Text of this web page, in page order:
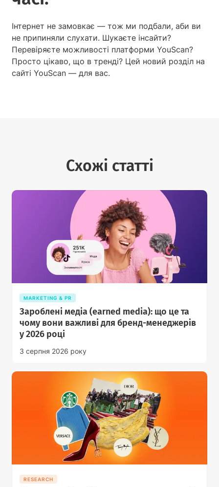
Інтернет не замовкає — тож ми подбали, аби ви
не припиняли слухати. Шукаєте інсайти?
Перевіряєте можливості платформи YouScan?
Просто цікаво, що в тренді? Цей новий розділ на
сайті YouScan — для вас.
Схожі статті
MARKETING & PR
Зароблені медіа (earned media): що це та
чому вони важливі для бренд-менеджерів
у 2026 році
3 серпня 2026 року
RESEARCH